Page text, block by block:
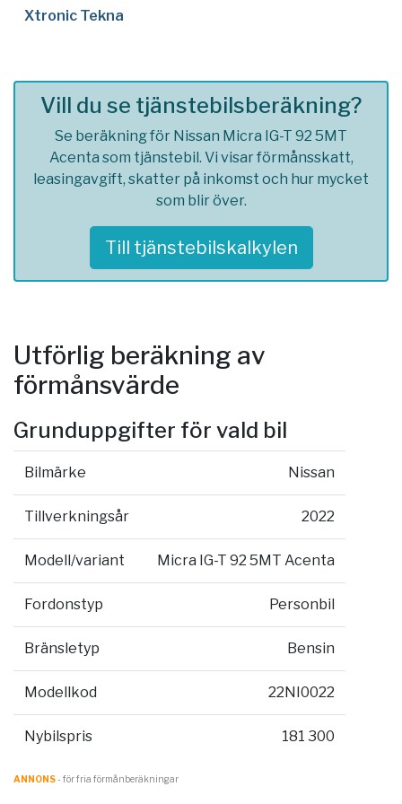
Xtronic Tekna
Vill du se tjänstebilsberäkning?
Se beräkning för Nissan Micra IG-T 92 5MT
Acenta som tjänstebil. Vi visar förmånsskatt,
leasingavgift, skatter på inkomst och hur mycket
som blir över.
Till tjänstebilskalkylen
Utförlig beräkning av
förmånsvärde
Grunduppgifter för vald bil
Bilmärke Nissan
Tillverkningsår 2022
Modell/variant Micra IG-T 92 5MT Acenta
Fordonstyp Personbil
Bränsletyp Bensin
Modellkod 22NI0022
Nybilspris 181 300
ANNONS- för fria förmånberäkningar